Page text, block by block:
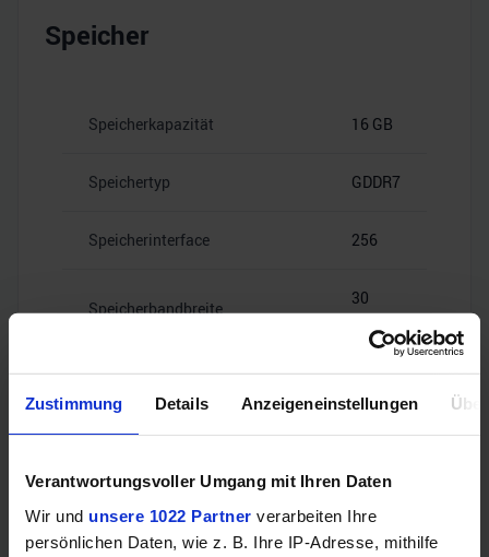
Zustimmung Details Anzeigeneinstellungen
Verantwortungsvoller Umgang mit Ihren Daten
Wir und unsere 1022 Partner verarbeiten Ihre
persönlichen Daten, wie z. B. Ihre IP-Adresse, mithilfe
Speicher
Speicherkapazität 16 GB
Speichertyp GDDR7
Speicherinterface 256
Speicherbandbreite
30
Gbps